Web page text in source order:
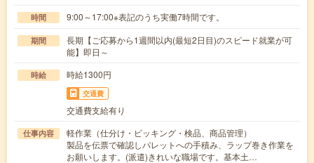
時間 9:00～17:00※表記のうち実働7時間です。
期間
長期【ご応募から1週間以内(最短2日目)のスピード就業が可
能】即日～
時給 時給1300円
交通費
交通費支給有り
仕事内容
軽作業（仕分け・ピッキング・検品、商品管理）
製品を伝票で確認しパレットへの手積み、ラップ巻き作業を
お願いします。(派遣)きれいな職場です。基本土…